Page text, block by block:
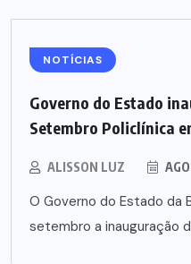
NOTÍCIAS
Governo do Estado
Setembro Policlínica
ALISSON LUZ
O Governo do Estado da
setembro a inauguração